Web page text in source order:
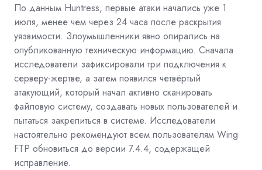
По данным Huntress, первые атаки начались уже 1
июля, менее чем через 24 часа после раскрытия
уязвимости. Злоумышленники явно опирались на
опубликованную техническую информацию. Сначала
исследователи зафиксировали три подключения к
серверу-жертве, а затем появился четвёртый
атакующий, который начал активно сканировать
файловую систему, создавать новых пользователей и
пытаться закрепиться в системе. Исследователи
настоятельно рекомендуют всем пользователям Wing
FTP обновиться до версии 7.4.4, содержащей
исправление.